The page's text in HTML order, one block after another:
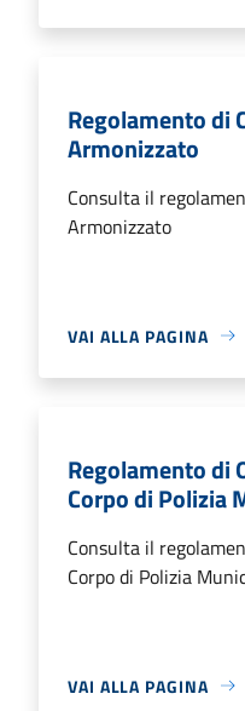
Regolamento di
Armonizzato
Consulta il
Armonizzato
VAI ALLA PAGINA
Regolamento di
Corpo di Polizia
Consulta il
Corpo di Polizia
VAI ALLA PAGINA